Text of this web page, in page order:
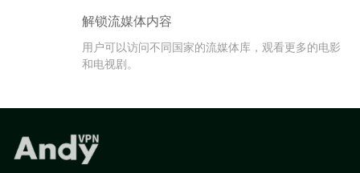
解锁流媒体内容
用户可以访问不同国家的流媒体库，观看更多的电影
和电视剧。